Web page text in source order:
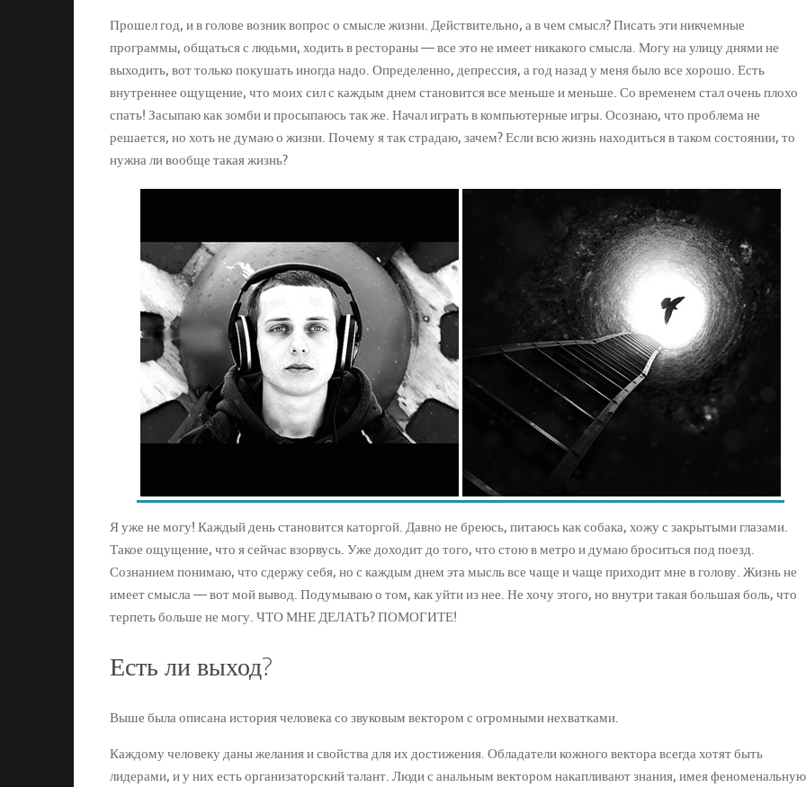
Прошел год, и в голове возник вопрос о смысле жизни. Действительно, а в чем смысл? Писать эти никчемные
программы, общаться с людьми, ходить в рестораны — все это не имеет никакого смысла. Могу на улицу днями не
выходить, вот только покушать иногда надо. Определенно, депрессия, а год назад у меня было все хорошо. Есть
внутреннее ощущение, что моих сил с каждым днем становится все меньше и меньше. Со временем стал очень плохо
спать! Засыпаю как зомби и просыпаюсь так же. Начал играть в компьютерные игры. Осознаю, что проблема не
решается, но хоть не думаю о жизни. Почему я так страдаю, зачем? Если всю жизнь находиться в таком состоянии, то
нужна ли вообще такая жизнь?
Я уже не могу! Каждый день становится каторгой. Давно не бреюсь, питаюсь как собака, хожу с закрытыми глазами.
Такое ощущение, что я сейчас взорвусь. Уже доходит до того, что стою в метро и думаю броситься под поезд.
Сознанием понимаю, что сдержу себя, но с каждым днем эта мысль все чаще и чаще приходит мне в голову. Жизнь не
имеет смысла — вот мой вывод. Подумываю о том, как уйти из нее. Не хочу этого, но внутри такая большая боль, что
терпеть больше не могу. ЧТО МНЕ ДЕЛАТЬ? ПОМОГИТЕ!
Есть ли выход?
Выше была описана история человека со звуковым вектором с огромными нехватками.
Каждому человеку даны желания и свойства для их достижения. Обладатели кожного вектора всегда хотят быть
лидерами, и у них есть организаторский талант. Люди с анальным вектором накапливают знания, имея феноменальную